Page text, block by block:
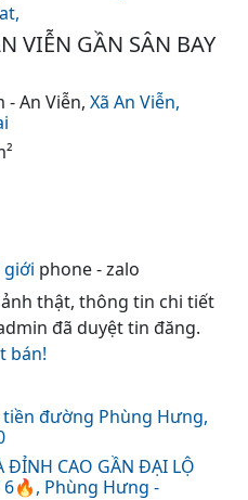
VIỄN GẦN SÂN BAY
An Viễn, Xã An Viễn,
giới phone - zalo
thật, thông tin chi tiết
đã duyệt tin đăng.
bán!
tiền đường Phùng Hưng,
ĐỈNH CAO GẦN ĐẠI LỘ
6🔥, Phùng Hưng -